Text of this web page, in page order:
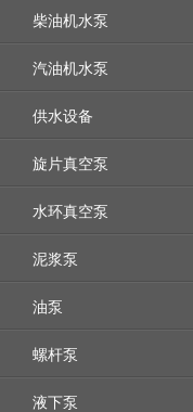
柴油机水泵
汽油机水泵
供水设备
旋片真空泵
水环真空泵
泥浆泵
油泵
螺杆泵
液下泵